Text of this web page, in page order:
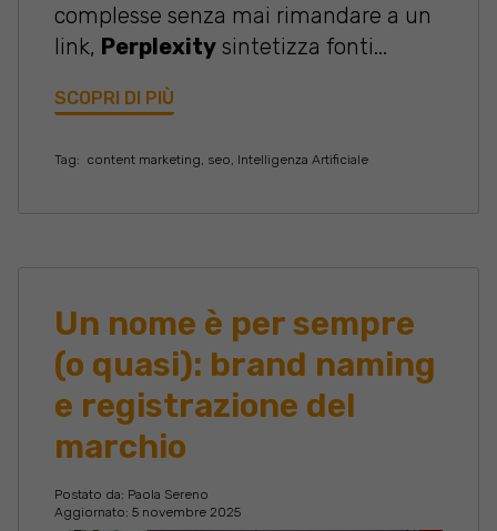
complesse senza mai rimandare a un
link, Perplexity sintetizza fonti...
SCOPRI DI PIÙ
Tag: content marketing seo Intelligenza Artificiale
Un nome è per sempre
(o quasi): brand naming
e registrazione del
marchio
Postato da: Paola Sereno
Aggiornato: 5 novembre 2025